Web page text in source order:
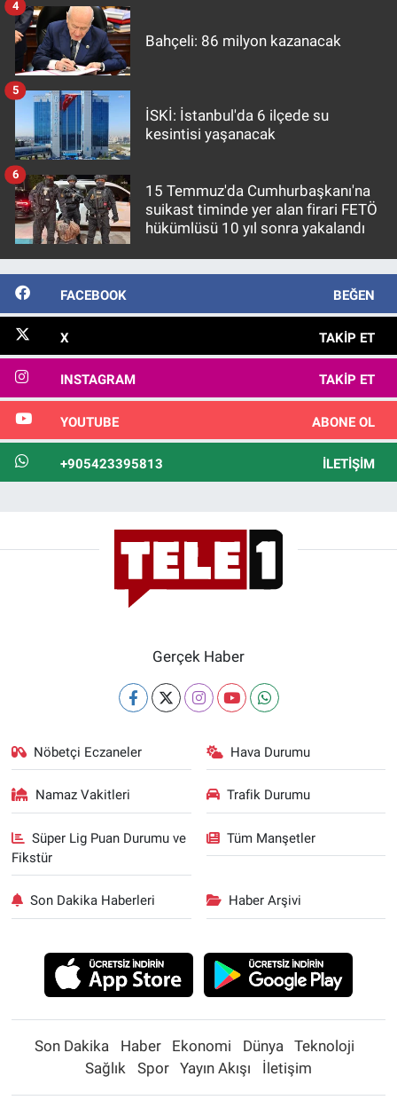
Bahçeli: 86 milyon kazanacak
4
İSKİ: İstanbul'da 6 ilçede su
kesintisi yaşanacak
5
15 Temmuz'da Cumhurbaşkanı'na
suikast timinde yer alan firari FETÖ
hükümlüsü 10 yıl sonra yakalandı
6
FACEBOOK BEĞEN
X TAKIP ET
INSTAGRAM TAKIP ET
YOUTUBE ABONE OL
+905423395813 İLETIŞIM
Gerçek Haber
Nöbetçi Eczaneler Hava Durumu
Namaz Vakitleri Trafik Durumu
Süper Lig Puan Durumu ve
Fikstür
Tüm Manşetler
Son Dakika Haberleri Haber Arşivi
Son Dakika Haber Ekonomi Dünya
Teknoloji
Sağlık
Spor Yayın Akışı İletişim